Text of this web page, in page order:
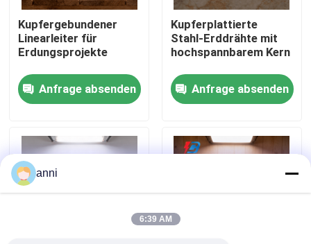
Fabrik Tour
Qualitätskontrolle
Kontakt
Nachrichten
Alle Fälle
Kupfergebundener
Linearleiter für
Erdungsprojekte
Anfrage absenden
Kupferplattierte
Stahl-Erddrähte mit
hochspannbarem Kern
Anfrage absenden
anni
6:39 AM